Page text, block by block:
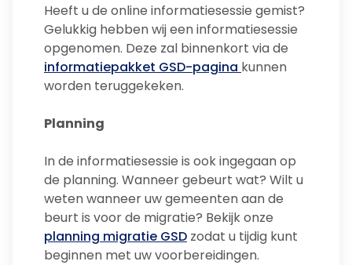
Heeft u de online informatiesessie gemist?
Gelukkig hebben wij een informatiesessie
opgenomen. Deze zal binnenkort via de
informatiepakket GSD-pagina kunnen
worden teruggekeken.
Planning
In de informatiesessie is ook ingegaan op
de planning. Wanneer gebeurt wat? Wilt u
weten wanneer uw gemeenten aan de
beurt is voor de migratie? Bekijk onze
planning migratie GSD zodat u tijdig kunt
beginnen met uw voorbereidingen.